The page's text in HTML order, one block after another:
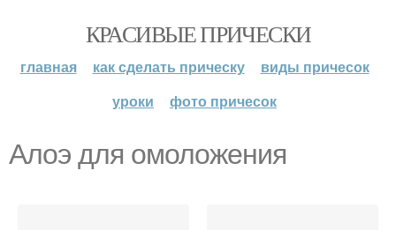
КРАСИВЫЕ ПРИЧЕСКИ
главная как сделать прическу
виды причесок
уроки
фото причесок
Алоэ для омоложения